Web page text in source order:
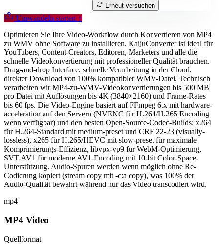
Erneut versuchen
Umwandeln starten ↑
Optimieren Sie Ihre Video-Workflow durch Konvertieren von MP4
zu WMV ohne Software zu installieren. KaijuConverter ist ideal für
YouTubers, Content-Creators, Editoren, Marketers und alle die
schnelle Videokonvertierung mit professioneller Qualität brauchen.
Drag-and-drop Interface, schnelle Verarbeitung in der Cloud,
direkter Download von 100% kompatibler WMV-Datei. Technisch
verarbeiten wir MP4-zu-WMV-Videokonvertierungen bis 500 MB
pro Datei mit Auflösungen bis 4K (3840×2160) und Frame-Rates
bis 60 fps. Die Video-Engine basiert auf FFmpeg 6.x mit hardware-
acceleration auf den Servern (NVENC für H.264/H.265 Encoding
wenn verfügbar) und den besten Open-Source-Codec-Builds: x264
für H.264-Standard mit medium-preset und CRF 22-23 (visually-
lossless), x265 für H.265/HEVC mit slow-preset für maximale
Komprimierungs-Effizienz, libvpx-vp9 für WebM-Optimierung,
SVT-AV1 für moderne AV1-Encoding mit 10-bit Color-Space-
Unterstützung. Audio-Spuren werden wenn möglich ohne Re-
Codierung kopiert (stream copy mit -c:a copy), was 100% der
Audio-Qualität bewahrt während nur das Video transcodiert wird.
mp4
MP4 Video
Quellformat